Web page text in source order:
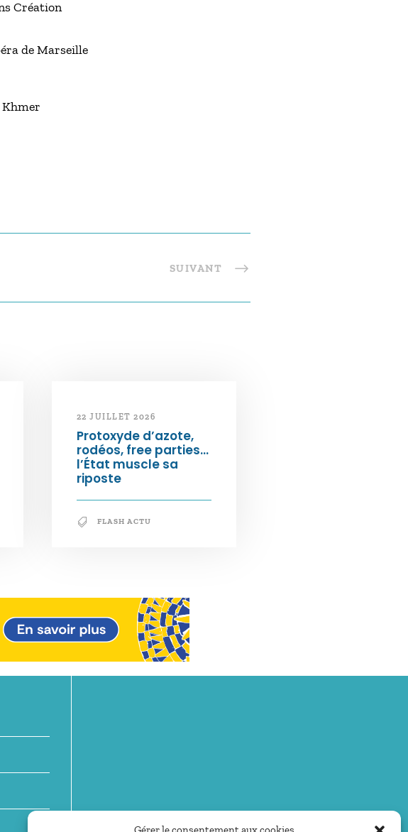
Création
de Marseille
Khmer
SUIVANT
22 JUILLET 2026
Protoxyde d’azote,
rodéos, free parties…
l’État muscle sa
riposte
FLASH ACTU